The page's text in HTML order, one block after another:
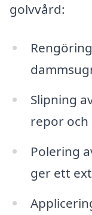
golvvård:
Slipning
repor och
Polering
ger ett